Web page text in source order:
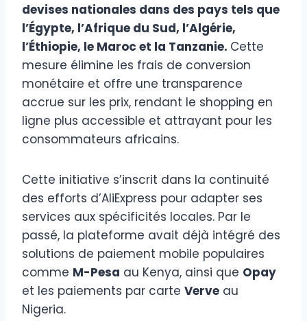
devises nationales dans des pays tels que
l’Égypte, l’Afrique du Sud, l’Algérie,
l’Éthiopie, le Maroc et la Tanzanie. Cette
mesure élimine les frais de conversion
monétaire et offre une transparence
accrue sur les prix, rendant le shopping en
ligne plus accessible et attrayant pour les
consommateurs africains.
Cette initiative s’inscrit dans la continuité
des efforts d’AliExpress pour adapter ses
services aux spécificités locales. Par le
passé, la plateforme avait déjà intégré des
solutions de paiement mobile populaires
comme M-Pesa au Kenya, ainsi que Opay
et les paiements par carte Verve au
Nigeria.